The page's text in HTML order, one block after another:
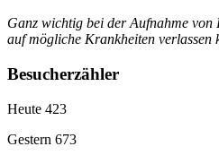
Ganz wichtig bei der Aufnahme von
auf mögliche Krankheiten verlassen
Besucherzähler
Heute 423
Gestern 673